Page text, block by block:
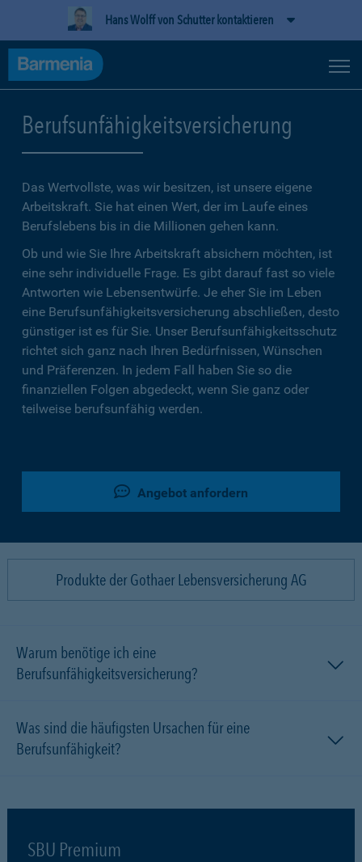
Hans Wolff von Schutter kontaktieren
Berufsunfähigkeitsversicherung
Das Wertvollste, was wir besitzen, ist unsere eigene
Arbeitskraft. Sie hat einen Wert, der im Laufe eines
Berufslebens bis in die Millionen gehen kann.
Ob und wie Sie Ihre Arbeitskraft absichern möchten, ist
eine sehr individuelle Frage. Es gibt darauf fast so viele
Antworten wie Lebensentwürfe. Je eher Sie im Leben
eine Berufsunfähigkeitsversicherung abschließen, desto
günstiger ist es für Sie. Unser Berufsunfähigkeitsschutz
richtet sich ganz nach Ihren Bedürfnissen, Wünschen
und Präferenzen. In jedem Fall haben Sie so die
finanziellen Folgen abgedeckt, wenn Sie ganz oder
teilweise berufsunfähig werden.
Angebot anfordern
Produkte der Gothaer Lebensversicherung AG
Warum benötige ich eine
Berufsunfähigkeitsversicherung?
Was sind die häufigsten Ursachen für eine
Berufsunfähigkeit?
SBU Premium